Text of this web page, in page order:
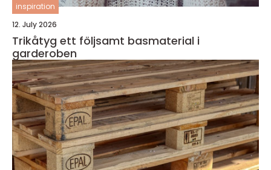
inspiration
12. July 2026
Trikåtyg ett följsamt basmaterial i
garderoben